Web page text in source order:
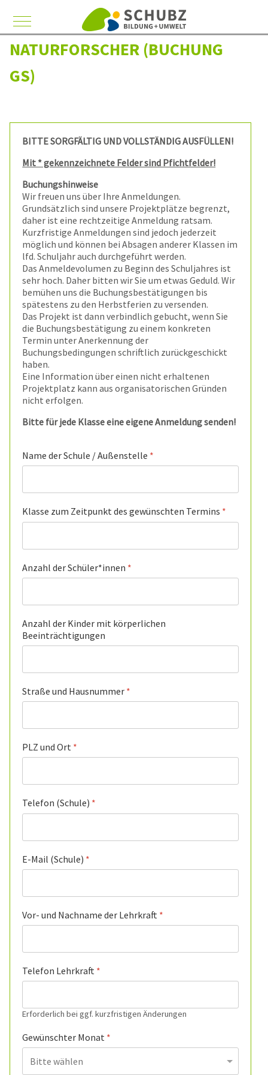
Mobile Menu Toggle
NATURFORSCHER (BUCHUNG
GS)
BITTE SORGFÄLTIG UND VOLLSTÄNDIG AUSFÜLLEN!
Mit * gekennzeichnete Felder sind Pfichtfelder!
Buchungshinweise
Wir freuen uns über Ihre Anmeldungen.
Grundsätzlich sind unsere Projektplätze begrenzt,
daher ist eine rechtzeitige Anmeldung ratsam.
Kurzfristige Anmeldungen sind jedoch jederzeit
möglich und können bei Absagen anderer Klassen im
lfd. Schuljahr auch durchgeführt werden.
Das Anmeldevolumen zu Beginn des Schuljahres ist
sehr hoch. Daher bitten wir Sie um etwas Geduld. Wir
bemühen uns die Buchungsbestätigungen bis
spätestens zu den Herbstferien zu versenden.
Das Projekt ist dann verbindlich gebucht, wenn Sie
die Buchungsbestätigung zu einem konkreten
Termin unter Anerkennung der
Buchungsbedingungen schriftlich zurückgeschickt
haben.
Eine Information über einen nicht erhaltenen
Projektplatz kann aus organisatorischen Gründen
nicht erfolgen.
Bitte für jede Klasse eine eigene Anmeldung senden!
Name der Schule / Außenstelle *
Klasse zum Zeitpunkt des gewünschten Termins *
Anzahl der Schüler*innen *
Anzahl der Kinder mit körperlichen
Beeinträchtigungen
Straße und Hausnummer *
PLZ und Ort *
Telefon (Schule) *
E-Mail (Schule) *
Vor- und Nachname der Lehrkraft *
Telefon Lehrkraft *
Erforderlich bei ggf. kurzfristigen Änderungen
Gewünschter Monat *